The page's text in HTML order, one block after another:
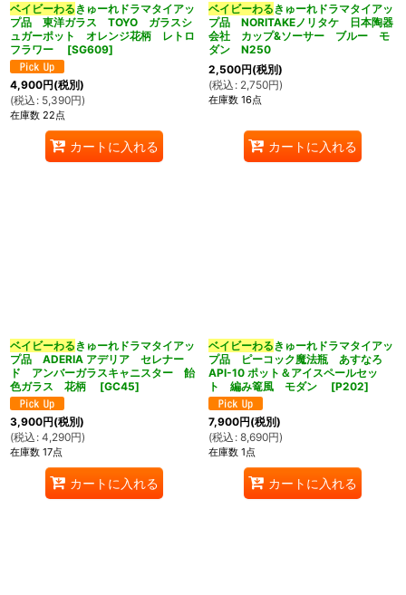
ベイビーわる きゅーれドラマタイアッ
プ品 東洋ガラス TOYO ガラスシ
ュガーポット オレンジ花柄 レトロ
フラワー
[SG609]
4,900円(税別)
(税込 : 5,390円)
在庫数 22点
カートに入れる
ベイビーわる きゅーれドラマタイアッ
プ品 NORITAKEノリタケ 日本陶器
会社 カップ&ソーサー ブルー モ
ダン N250
2,500円(税別)
(税込 : 2,750円)
在庫数 16点
カートに入れる
ベイビーわるきゅーれドラマタイアッ
プ品 ADERIA アデリア セレナー
ド アンバーガラスキャニスター 飴
色ガラス 花柄
[GC45]
3,900円(税別)
(税込 : 4,290円)
在庫数 17点
カートに入れる
ベイビーわるきゅーれドラマタイアッ
プ品 ピーコック魔法瓶 あすなろ
API-10 ポット＆アイスペールセッ
ト 編み篭風 モダン
[P202]
7,900円(税別)
(税込 : 8,690円)
在庫数 1点
カートに入れる